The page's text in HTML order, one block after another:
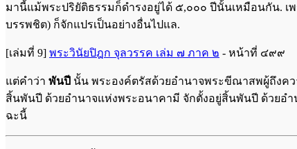
มานี้แม้พระปริยัติธรรมก็ดำรงอยู่ได้ ๕,๐๐๐ ปีนั้นเหมือนกัน. เ
บรรพชิต) ก็จักแปรเป็นอย่างอื่นไปแล.
[เล่มที่ 9] พระวินัยปิฎก จุลวรรค เล่ม ๗ ภาค ๒ - หน้าที่ ๔๙๙
แต่คำว่า พันปี นั้น พระองค์ตรัสด้วยอำนาจพระขีณาสพผู้ถึงค
สิ้นพันปี ด้วยอำนาจแห่งพระอนาคามี จักตั้งอยู่สิ้นพันปี ด้วยอ
ฉะนี้